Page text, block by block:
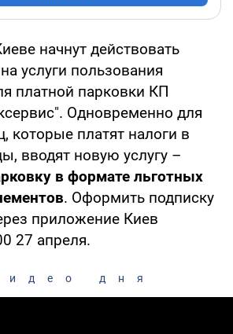
начнут действовать
услуги пользования
платной парковки КП
Одновременно для
которые платят налоги в
вводят новую услугу –
в формате льготных
. Оформить подписку
приложение Киев
27 апреля.
дня